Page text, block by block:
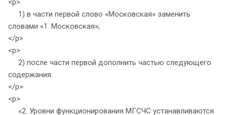
<p>
1) в части первой слово «Московская» заменить
словами «1. Московская»;
</p>
<p>
2) после части первой дополнить частью следующего
содержания:
</p>
<p>
«2. Уровни функционирования МГСЧС устанавливаются